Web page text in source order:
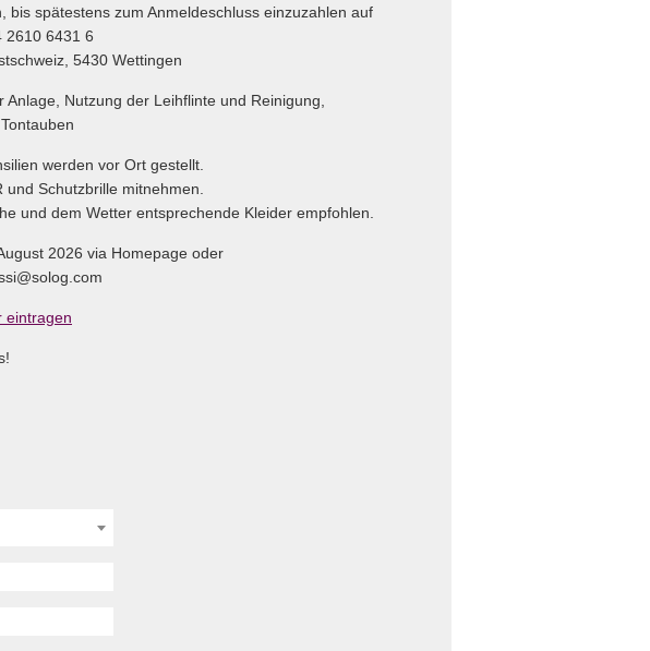
zum Anmeldeschluss einzuzahlen auf
6431 6
5430 Wettingen
Nutzung der Leihflinte und Reinigung,
werden vor Ort gestellt.
mitnehmen.
entsprechende Kleider empfohlen.
2026 via Homepage oder
eintragen